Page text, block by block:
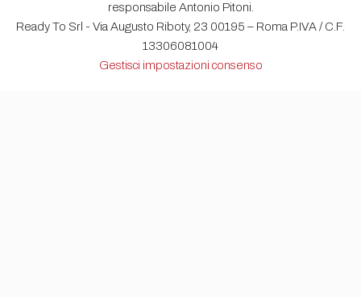
responsabile Antonio Pitoni.
Ready To Srl - Via Augusto Riboty, 23 00195 – Roma P.IVA / C.F.
13306081004
Gestisci impostazioni consenso